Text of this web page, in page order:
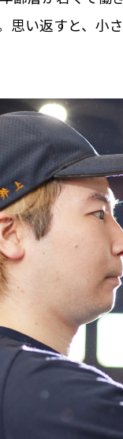
い返すと、小